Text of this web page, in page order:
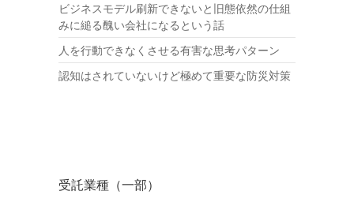
ビジネスモデル刷新できないと旧態依然の仕組
みに縋る醜い会社になるという話
人を行動できなくさせる有害な思考パターン
認知はされていないけど極めて重要な防災対策
受託業種（一部）